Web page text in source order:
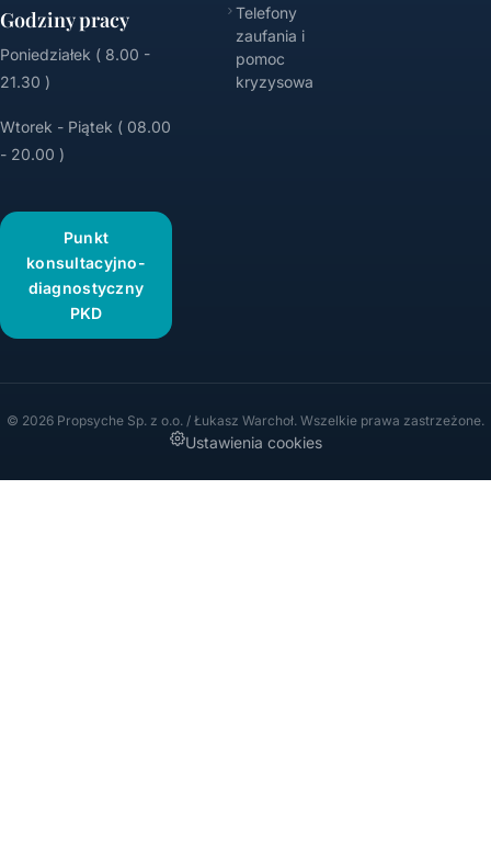
Godziny pracy
Poniedziałek ( 8.00 -
21.30 )
Wtorek - Piątek ( 08.00
- 20.00 )
Punkt
konsultacyjno-
diagnostyczny
PKD
Telefony
zaufania i
pomoc
kryzysowa
© 2026 Propsyche Sp. z o.o. / Łukasz Warchoł. Wszelkie prawa zastrzeżone.
Ustawienia cookies